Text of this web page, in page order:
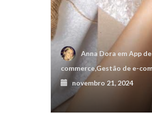
Anna Dora em App
commerce,Gestão de e-
novembro 21, 2024